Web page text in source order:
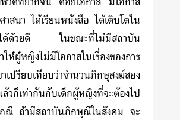
าสนา ได้เรียนหนังสือ ได้เติบโตใน
ได้ด้วยดี ในขณะที่ไม่มีสถาบัน
หญิงไม่มีโอกาสในเรื่องของการ
รียบเทียบว่าจำนวนภิกษุสงฆ์สอง
วก็เท่ากันกับเด็กผู้หญิงที่จะต้องไป
ภณี ถ้ามีสถาบันภิกษุณีในสังคม จะ